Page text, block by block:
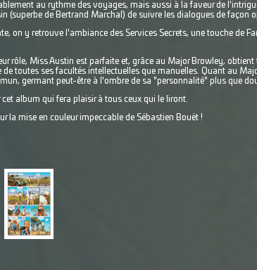
au rythme des voyages, mais aussi à la faveur de
(superbe de Bertrand Marchal) de suivre les dialogues de façon
on y retrouve l'ambiance des Services Secrets, une touche de
rôle, Miss Austin est parfaite et, grâce au Major Browley,
toutes ses facultés intellectuelles que manuelles. Quant au
germant peut-être à l'ombre de sa "personnalité" plus que
album qui fera plaisir à tous ceux qui le liront.
la mise en couleur impeccable de Sébastien Bouët !